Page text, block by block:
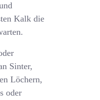
Kalk die
Sinter,
Löchern,
oder